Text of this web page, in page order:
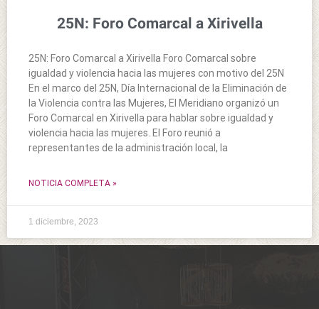
25N: Foro Comarcal a Xirivella
25N: Foro Comarcal a Xirivella Foro Comarcal sobre
igualdad y violencia hacia las mujeres con motivo del 25N
En el marco del 25N, Día Internacional de la Eliminación de
la Violencia contra las Mujeres, El Meridiano organizó un
Foro Comarcal en Xirivella para hablar sobre igualdad y
violencia hacia las mujeres. El Foro reunió a
representantes de la administración local, la
NOTICIA COMPLETA »
1 diciembre, 2023